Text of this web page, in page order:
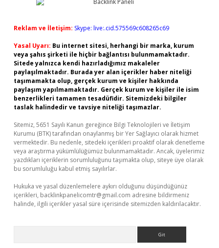
Reklam ve İletişim: Skype: live:.cid.575569c608265c69
Yasal Uyarı: Bu internet sitesi, herhangi bir marka, kurum
veya şahıs şirketi ile hiçbir bağlantısı bulunmamaktadır.
Sitede yalnızca kendi hazırladığımız makaleler
paylaşılmaktadır. Burada yer alan içerikler haber niteliği
taşımamakta olup, gerçek kurum ve kişiler hakkında
paylaşım yapılmamaktadır. Gerçek kurum ve kişiler ile isim
benzerlikleri tamamen tesadüfidir. Sitemizdeki bilgiler
taslak halindedir ve tavsiye niteliği taşımazlar.
Sitemiz, 5651 Sayılı Kanun gereğince Bilgi Teknolojileri ve İletişim
Kurumu (BTK) tarafından onaylanmış bir Yer Sağlayıcı olarak hizmet
vermektedir. Bu nedenle, sitedeki içerikleri proaktif olarak denetleme
veya araştırma yükümlülüğümüz bulunmamaktadır. Ancak, üyelerimiz
yazdıkları içeriklerin sorumluluğunu taşımakta olup, siteye üye olarak
bu sorumluluğu kabul etmiş sayılırlar.
Hukuka ve yasal düzenlemelere aykırı olduğunu düşündüğünüz
içerikleri, backlinkpanelicomtr@gmail.com adresine bildirmeniz
halinde, ilgili içerikler yasal süre içerisinde sitemizden kaldırılacaktır.